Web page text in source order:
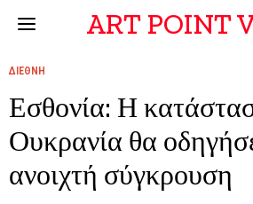
ART POINT
ΔΙΕΘΝΗ
Εσθονία: Η
Ουκρανία θα
ανοιχτή σύγκρουση